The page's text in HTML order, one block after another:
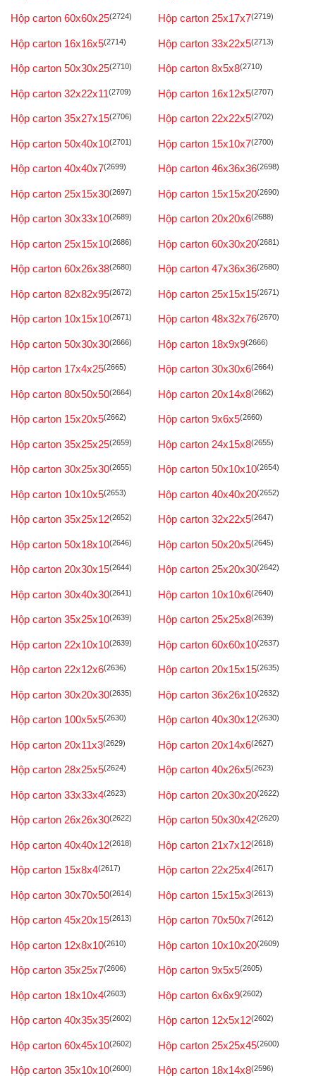
Hộp carton 60x60x25(2724) Hộp carton 25x17x7(2719)
Hộp carton 16x16x5(2714) Hộp carton 33x22x5(2713)
Hộp carton 50x30x25(2710) Hộp carton 8x5x8(2710)
Hộp carton 32x22x11(2709) Hộp carton 16x12x5(2707)
Hộp carton 35x27x15(2706) Hộp carton 22x22x5(2702)
Hộp carton 50x40x10(2701) Hộp carton 15x10x7(2700)
Hộp carton 40x40x7(2699) Hộp carton 46x36x36(2698)
Hộp carton 25x15x30(2697) Hộp carton 15x15x20(2690)
Hộp carton 30x33x10(2689) Hộp carton 20x20x6(2688)
Hộp carton 25x15x10(2686) Hộp carton 60x30x20(2681)
Hộp carton 60x26x38(2680) Hộp carton 47x36x36(2680)
Hộp carton 82x82x95(2672) Hộp carton 25x15x15(2671)
Hộp carton 10x15x10(2671) Hộp carton 48x32x76(2670)
Hộp carton 50x30x30(2666) Hộp carton 18x9x9(2666)
Hộp carton 17x4x25(2665) Hộp carton 30x30x6(2664)
Hộp carton 80x50x50(2664) Hộp carton 20x14x8(2662)
Hộp carton 15x20x5(2662) Hộp carton 9x6x5(2660)
Hộp carton 35x25x25(2659) Hộp carton 24x15x8(2655)
Hộp carton 30x25x30(2655) Hộp carton 50x10x10(2654)
Hộp carton 10x10x5(2653) Hộp carton 40x40x20(2652)
Hộp carton 35x25x12(2652) Hộp carton 32x22x5(2647)
Hộp carton 50x18x10(2646) Hộp carton 50x20x5(2645)
Hộp carton 20x30x15(2644) Hộp carton 25x20x30(2642)
Hộp carton 30x40x30(2641) Hộp carton 10x10x6(2640)
Hộp carton 35x25x10(2639) Hộp carton 25x25x8(2639)
Hộp carton 22x10x10(2639) Hộp carton 60x60x10(2637)
Hộp carton 22x12x6(2636) Hộp carton 20x15x15(2635)
Hộp carton 30x20x30(2635) Hộp carton 36x26x10(2632)
Hộp carton 100x5x5(2630) Hộp carton 40x30x12(2630)
Hộp carton 20x11x3(2629) Hộp carton 20x14x6(2627)
Hộp carton 28x25x5(2624) Hộp carton 40x26x5(2623)
Hộp carton 33x33x4(2623) Hộp carton 20x30x20(2622)
Hộp carton 26x26x30(2622) Hộp carton 50x30x42(2620)
Hộp carton 40x40x12(2618) Hộp carton 21x7x12(2618)
Hộp carton 15x8x4(2617) Hộp carton 22x25x4(2617)
Hộp carton 30x70x50(2614) Hộp carton 15x15x3(2613)
Hộp carton 45x20x15(2613) Hộp carton 70x50x7(2612)
Hộp carton 12x8x10(2610) Hộp carton 10x10x20(2609)
Hộp carton 35x25x7(2606) Hộp carton 9x5x5(2605)
Hộp carton 18x10x4(2603) Hộp carton 6x6x9(2602)
Hộp carton 40x35x35(2602) Hộp carton 12x5x12(2602)
Hộp carton 60x45x10(2602) Hộp carton 25x25x45(2600)
Hộp carton 35x10x10(2600) Hộp carton 18x14x8(2596)